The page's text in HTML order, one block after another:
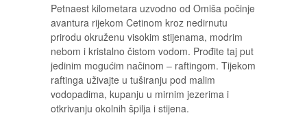
Petnaest kilometara uzvodno od Omiša počinje
avantura rijekom Cetinom kroz nedirnutu
prirodu okruženu visokim stijenama, modrim
nebom i kristalno čistom vodom. Prođite taj put
jedinim mogućim načinom – raftingom. Tijekom
raftinga uživajte u tuširanju pod malim
vodopadima, kupanju u mirnim jezerima i
otkrivanju okolnih špilja i stijena.